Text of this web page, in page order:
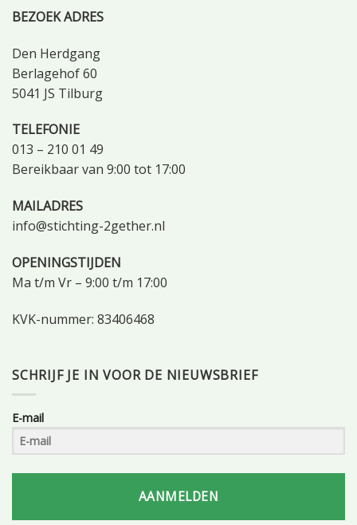
BEZOEK ADRES
Den Herdgang
Berlagehof 60
5041 JS Tilburg
TELEFONIE
013 – 210 01 49
Bereikbaar van 9:00 tot 17:00
MAILADRES
info@stichting-2gether.nl
OPENINGSTIJDEN
Ma t/m Vr – 9:00 t/m 17:00
KVK-nummer: 83406468
SCHRIJF JE IN VOOR DE NIEUWSBRIEF
E-mail
AANMELDEN